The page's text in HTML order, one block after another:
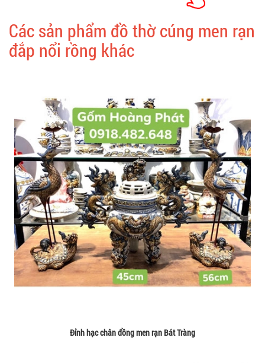
Các sản phẩm đồ thờ cúng men rạn
đắp nổi rồng khác
Đỉnh hạc chân đồng men rạn Bát Tràng